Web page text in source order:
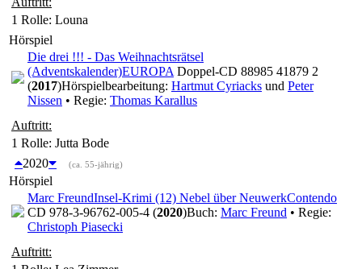
1 Rolle: Louna
Hörspiel
Die drei !!! - Das Weihnachtsrätsel
(Adventskalender)EUROPA Doppel-CD 88985 41879 2
(2017)Hörspielbearbeitung: Hartmut Cyriacks und Peter
Nissen • Regie: Thomas Karallus
Auftritt:
1 Rolle: Jutta Bode
2020
(ca. 55-jährig)
Hörspiel
Marc FreundInsel-Krimi (12) Nebel über NeuwerkContendo
CD 978-3-96762-005-4 (2020)Buch: Marc Freund • Regie:
Christoph Piasecki
Auftritt: